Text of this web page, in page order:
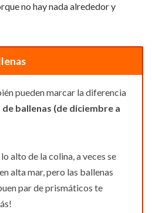
no hay nada alrededor y
pueden marcar la diferencia
ballenas (de diciembre a
alto de la colina, a veces se
alta mar, pero las ballenas
par de prismáticos te